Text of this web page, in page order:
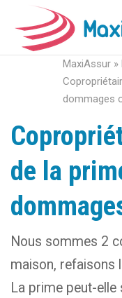
MaxiAssur »
dommages
de la
Nous sommes 2
maison, refaisons
La prime peut-